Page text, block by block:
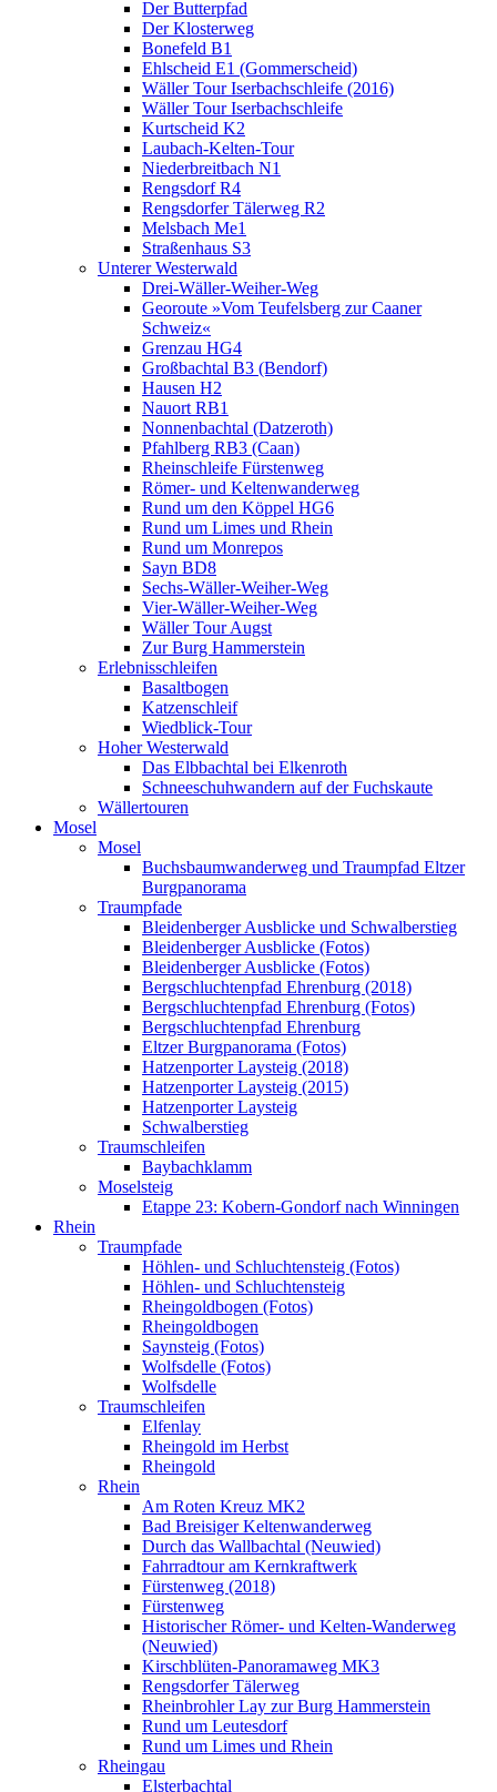
Der Butterpfad
Der Klosterweg
Bonefeld B1
Ehlscheid E1 (Gommerscheid)
Wäller Tour Iserbachschleife (2016)
Wäller Tour Iserbachschleife
Kurtscheid K2
Laubach-Kelten-Tour
Niederbreitbach N1
Rengsdorf R4
Rengsdorfer Tälerweg R2
Melsbach Me1
Straßenhaus S3
Unterer Westerwald
Drei-Wäller-Weiher-Weg
Georoute »Vom Teufelsberg zur Caaner
Schweiz«
Grenzau HG4
Großbachtal B3 (Bendorf)
Hausen H2
Nauort RB1
Nonnenbachtal (Datzeroth)
Pfahlberg RB3 (Caan)
Rheinschleife Fürstenweg
Römer- und Keltenwanderweg
Rund um den Köppel HG6
Rund um Limes und Rhein
Rund um Monrepos
Sayn BD8
Sechs-Wäller-Weiher-Weg
Vier-Wäller-Weiher-Weg
Wäller Tour Augst
Zur Burg Hammerstein
Erlebnisschleifen
Basaltbogen
Katzenschleif
Wiedblick-Tour
Hoher Westerwald
Das Elbbachtal bei Elkenroth
Schneeschuhwandern auf der Fuchskaute
Wällertouren
Mosel
Mosel
Buchsbaumwanderweg und Traumpfad Eltzer
Burgpanorama
Traumpfade
Bleidenberger Ausblicke und Schwalberstieg
Bleidenberger Ausblicke (Fotos)
Bleidenberger Ausblicke (Fotos)
Bergschluchtenpfad Ehrenburg (2018)
Bergschluchtenpfad Ehrenburg (Fotos)
Bergschluchtenpfad Ehrenburg
Eltzer Burgpanorama (Fotos)
Hatzenporter Laysteig (2018)
Hatzenporter Laysteig (2015)
Hatzenporter Laysteig
Schwalberstieg
Traumschleifen
Baybachklamm
Moselsteig
Etappe 23: Kobern-Gondorf nach Winningen
Rhein
Traumpfade
Höhlen- und Schluchtensteig (Fotos)
Höhlen- und Schluchtensteig
Rheingoldbogen (Fotos)
Rheingoldbogen
Saynsteig (Fotos)
Wolfsdelle (Fotos)
Wolfsdelle
Traumschleifen
Elfenlay
Rheingold im Herbst
Rheingold
Rhein
Am Roten Kreuz MK2
Bad Breisiger Keltenwanderweg
Durch das Wallbachtal (Neuwied)
Fahrradtour am Kernkraftwerk
Fürstenweg (2018)
Fürstenweg
Historischer Römer- und Kelten-Wanderweg
(Neuwied)
Kirschblüten-Panoramaweg MK3
Rengsdorfer Tälerweg
Rheinbrohler Lay zur Burg Hammerstein
Rund um Leutesdorf
Rund um Limes und Rhein
Rheingau
Elsterbachtal